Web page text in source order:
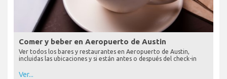
Comer y beber en Aeropuerto de Austin
Ver todos los bares y restaurantes en Aeropuerto de Austin,
incluidas las ubicaciones y si están antes o después del check-in
Ver...